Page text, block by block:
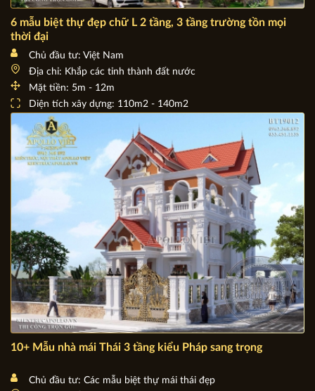
6 mẫu biệt thự đẹp chữ L 2 tầng, 3 tầng trường tồn mọi
thời đại
Chủ đầu tư: Việt Nam
Địa chỉ: Khắp các tỉnh thành đất nước
Mặt tiền: 5m - 12m
Diện tích xây dựng: 110m2 - 140m2